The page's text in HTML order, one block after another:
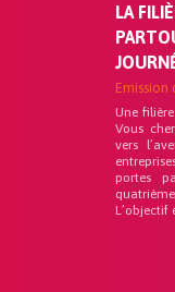
LA
Emission
Une
Vous
vers
portes
L’objectif